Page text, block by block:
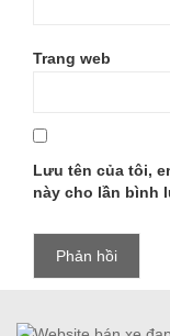
Trang web
Lưu tên của tôi,
này cho lần bình